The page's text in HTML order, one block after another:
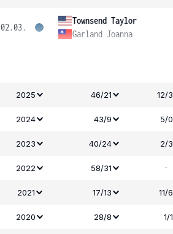
02.03.
Townsend Taylor
Garland Joanna
2025 46/21 12/3
2024 43/9 5/0
2023 40/24 2/3
2022 58/31 -
2021 17/13 11/6
2020 28/8 1/1